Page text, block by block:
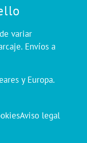
variar
Envíos a
y Europa.
Aviso legal